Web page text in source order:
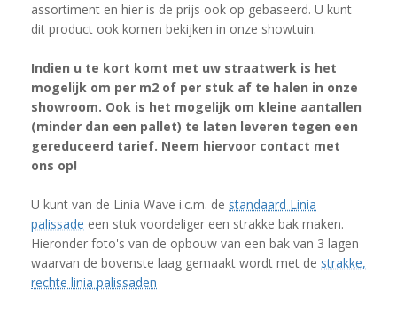
assortiment en hier is de prijs ook op gebaseerd. U kunt
dit product ook komen bekijken in onze showtuin.
Indien u te kort komt met uw straatwerk is het
mogelijk om per m2 of per stuk af te halen in onze
showroom. Ook is het mogelijk om kleine aantallen
(minder dan een pallet) te laten leveren tegen een
gereduceerd tarief. Neem hiervoor contact met
ons op!
U kunt van de Linia Wave i.c.m. de standaard Linia
palissade een stuk voordeliger een strakke bak maken.
Hieronder foto's van de opbouw van een bak van 3 lagen
waarvan de bovenste laag gemaakt wordt met de strakke,
rechte linia palissaden